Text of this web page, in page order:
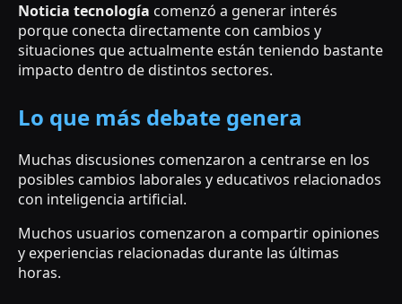
Noticia tecnología comenzó a generar interés
porque conecta directamente con cambios y
situaciones que actualmente están teniendo bastante
impacto dentro de distintos sectores.
Lo que más debate genera
Muchas discusiones comenzaron a centrarse en los
posibles cambios laborales y educativos relacionados
con inteligencia artificial.
Muchos usuarios comenzaron a compartir opiniones
y experiencias relacionadas durante las últimas
horas.